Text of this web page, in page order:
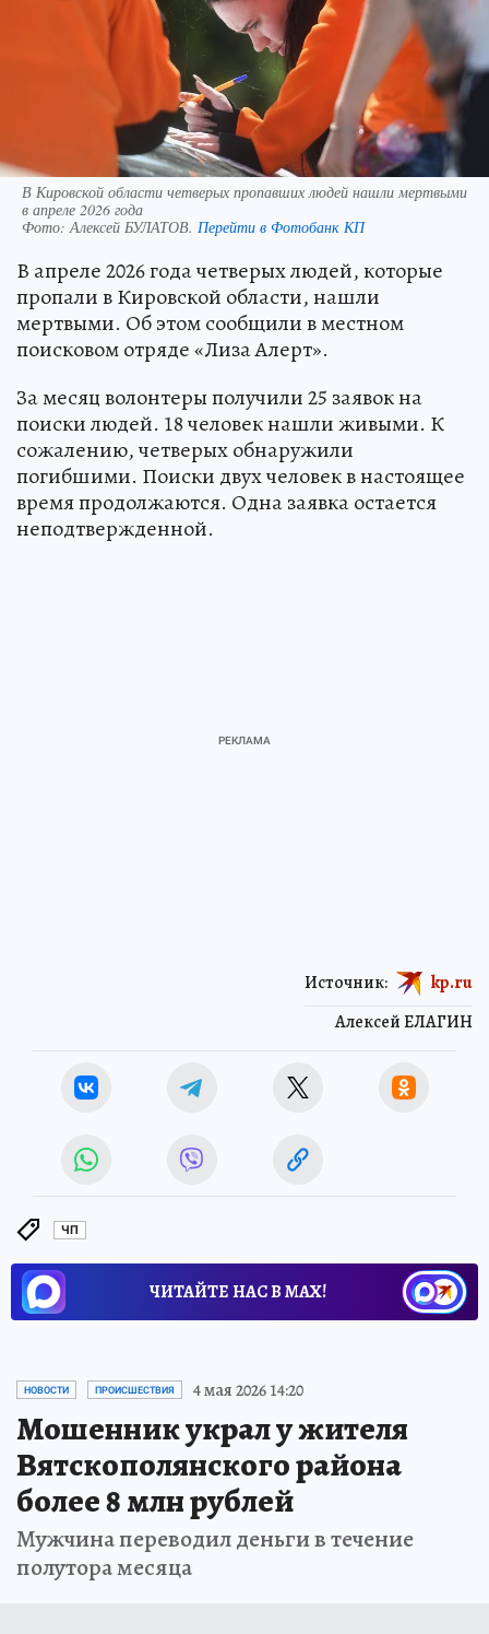
В Кировской области четверых пропавших людей нашли мертвыми
в апреле 2026 года
Фото: Алексей БУЛАТОВ. Перейти в Фотобанк КП
В апреле 2026 года четверых людей, которые
пропали в Кировской области, нашли
мертвыми. Об этом сообщили в местном
поисковом отряде «Лиза Алерт».
За месяц волонтеры получили 25 заявок на
поиски людей. 18 человек нашли живыми. К
сожалению, четверых обнаружили
погибшими. Поиски двух человек в настоящее
время продолжаются. Одна заявка остается
неподтвержденной.
Алексей ЕЛАГИН
Источник: kp.ru
ЧП
ЧИТАЙТЕ НАС В МАХ!
НОВОСТИ ПРОИСШЕСТВИЯ 4 мая 2026 14:20
Мошенник украл у жителя
Вятскополянского района
более 8 млн рублей
Мужчина переводил деньги в течение
полутора месяца